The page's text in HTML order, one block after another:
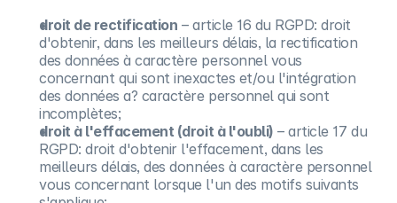
droit de rectification – article 16 du RGPD: droit
d'obtenir, dans les meilleurs délais, la rectification
des données à caractère personnel vous
concernant qui sont inexactes et/ou l'intégration
des données a? caractère personnel qui sont
incomplètes;
droit à l'effacement (droit à l'oubli) – article 17 du
RGPD: droit d'obtenir l'effacement, dans les
meilleurs délais, des données à caractère personnel
vous concernant lorsque l'un des motifs suivants